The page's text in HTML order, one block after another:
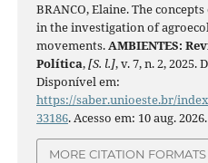
BRANCO, Elaine. The
in the investigation of
movements.AMBIENTES:
Política,[S. l.], v. 7, n. 2, 2025.
Disponível em:
https://saber.unioeste.br/
33186. Acesso em: 10 aug. 2026.
MORE CITATION FORMATS